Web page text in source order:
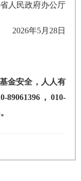
人民政府办公厅
2026年5月28日
金安全，人人有
，010-